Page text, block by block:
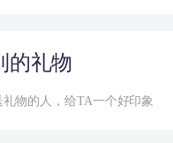
的礼物
物的人，给TA一个好印象